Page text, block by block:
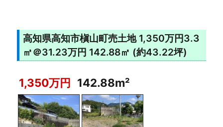
高知県高知市槇山町売土地 1,350万円3.3
㎡＠31.23万円 142.88㎡ (約43.22坪)
1,350万円 142.88m²